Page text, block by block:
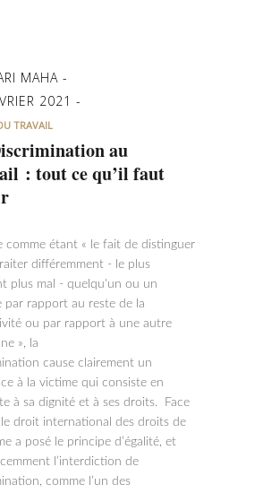
MAHA
2021
TRAVAIL
au
: tout ce qu’il faut
comme étant « le fait de distinguer
différemment - le plus
plus mal - quelqu'un ou un
par rapport au reste de la
ou par rapport à une autre
», la
cause clairement un
à la victime qui consiste en
à sa dignité et à ses droits. Face
le droit international des droits de
a posé le principe d’égalité, et
l’interdiction de
comme l’un des